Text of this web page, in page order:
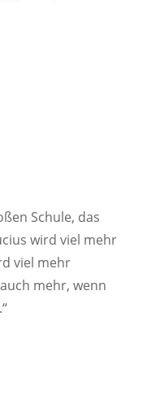
Schule, das
wird viel mehr
viel mehr
mehr, wenn